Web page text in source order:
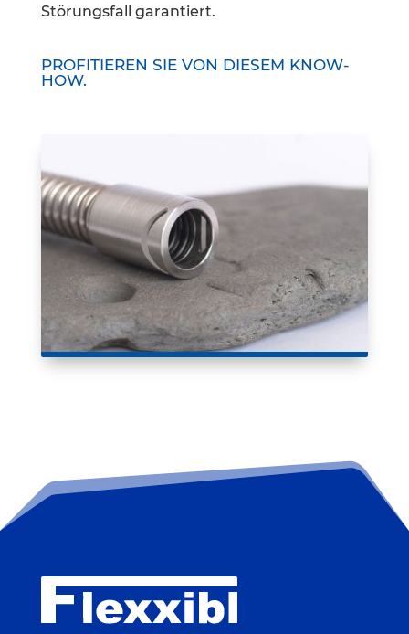
Störungsfall garantiert.
PROFITIEREN SIE VON DIESEM KNOW-
HOW.